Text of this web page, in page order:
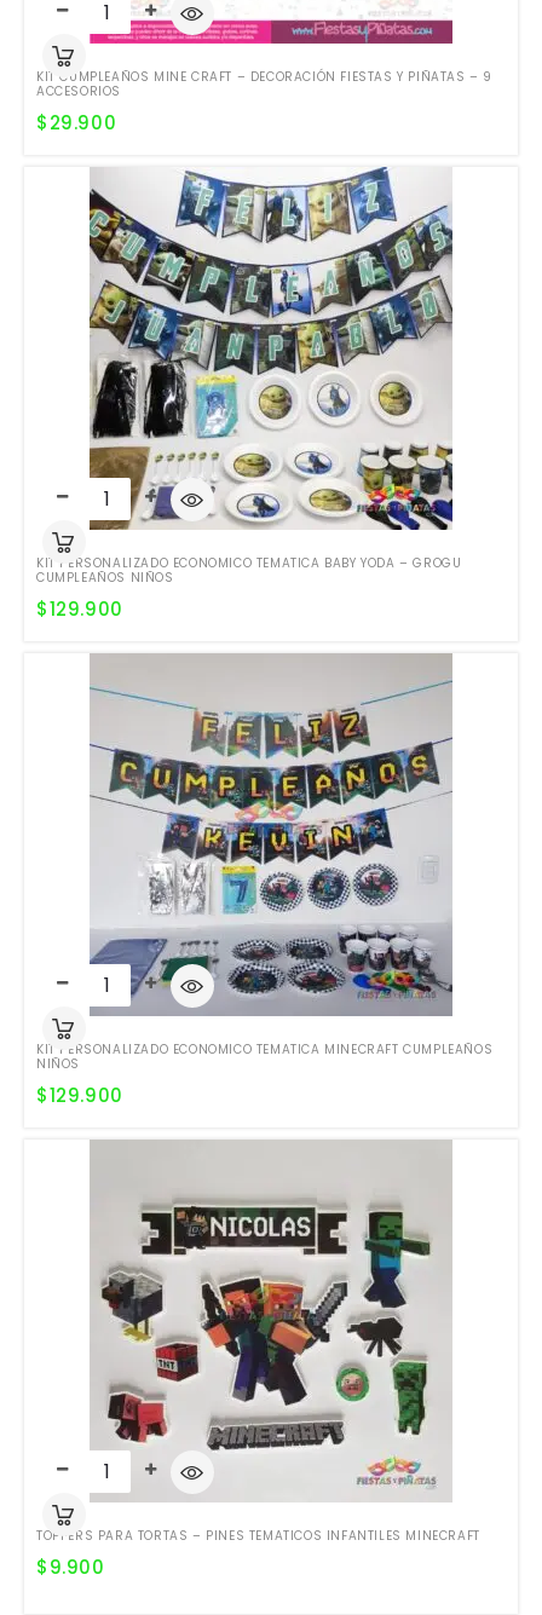
KIT CUMPLEAÑOS MINE CRAFT – DECORACIÓN FIESTAS Y PIÑATAS – 9
ACCESORIOS
$29.900
KIT PERSONALIZADO ECONOMICO TEMATICA BABY YODA – GROGU
CUMPLEAÑOS NIÑOS
$129.900
KIT PERSONALIZADO ECONOMICO TEMATICA MINECRAFT CUMPLEAÑOS
NIÑOS
$129.900
TOPPERS PARA TORTAS – PINES TEMATICOS INFANTILES MINECRAFT
$9.900